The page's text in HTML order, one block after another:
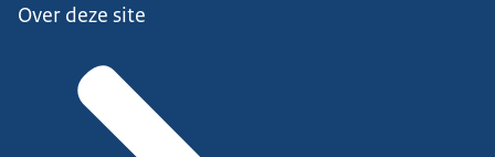
Over deze site